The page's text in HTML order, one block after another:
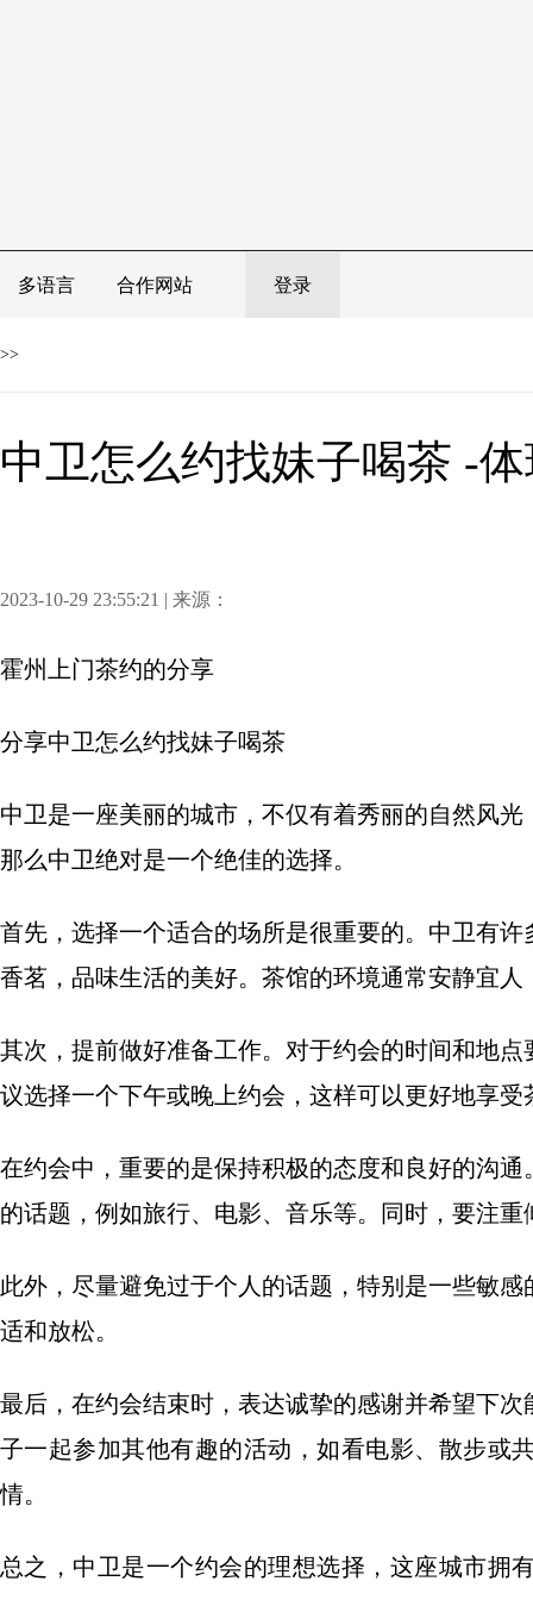
多语言 合作网站 登录
>>
中卫怎么约找妹子喝茶 -
2023-10-29 23:55:21 | 来源：
霍州上门茶约的分享
分享中卫怎么约找妹子喝茶
中卫是一座美丽的城市，不仅有着秀丽的自然风
那么中卫绝对是一个绝佳的选择。
首先，选择一个适合的场所是很重要的。中卫有
香茗，品味生活的美好。茶馆的环境通常安静宜
其次，提前做好准备工作。对于约会的时间和地
议选择一个下午或晚上约会，这样可以更好地享受
在约会中，重要的是保持积极的态度和良好的沟
的话题，例如旅行、电影、音乐等。同时，要注
此外，尽量避免过于个人的话题，特别是一些敏
适和放松。
最后，在约会结束时，表达诚挚的感谢并希望下
子一起参加其他有趣的活动，如看电影、散步或
情。
总之，中卫是一个约会的理想选择，这座城市拥